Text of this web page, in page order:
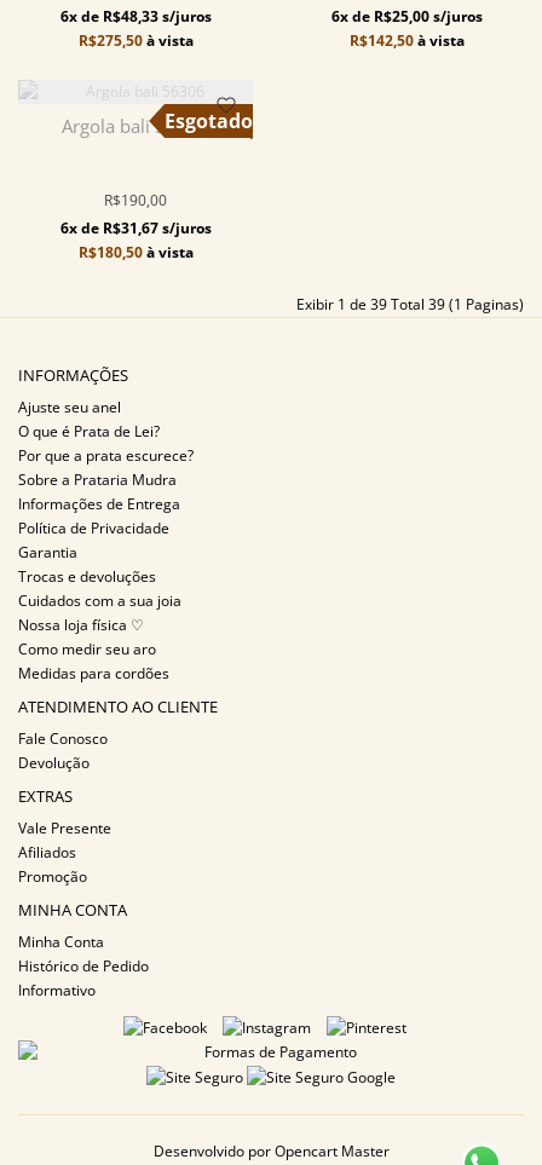
6x de R$48,33 s/juros
R$275,50à vista
6x de R$25,00 s/juros
R$142,50à vista
Argola bali 56306
R$190,00
6x de R$31,67 s/juros
R$180,50à vista
Exibir 1 de 39 Total 39 (1 Paginas)
INFORMAÇÕES
Ajuste seu anel
O que é Prata de Lei?
Por que a prata escurece?
Sobre a Prataria Mudra
Informações de Entrega
Política de Privacidade
Garantia
Trocas e devoluções
Cuidados com a sua joia
Nossa loja física ♡
Como medir seu aro
Medidas para cordões
ATENDIMENTO AO CLIENTE
Fale Conosco
Devolução
EXTRAS
Vale Presente
Afiliados
Promoção
MINHA CONTA
Minha Conta
Histórico de Pedido
Informativo
Desenvolvido porOpencart Master